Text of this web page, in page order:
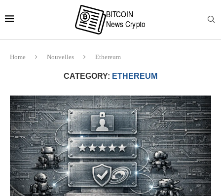
Home Nouvelles Ethereum
CATEGORY: ETHEREUM